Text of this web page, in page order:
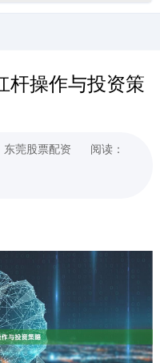
杆操作与投资策
东莞股票配资
阅读：